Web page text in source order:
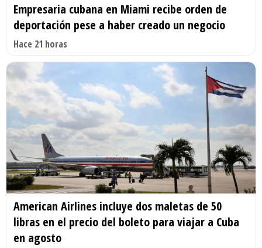
Empresaria cubana en Miami recibe orden de
deportación pese a haber creado un negocio
Hace 21 horas
American Airlines incluye dos maletas de 50
libras en el precio del boleto para viajar a Cuba
en agosto